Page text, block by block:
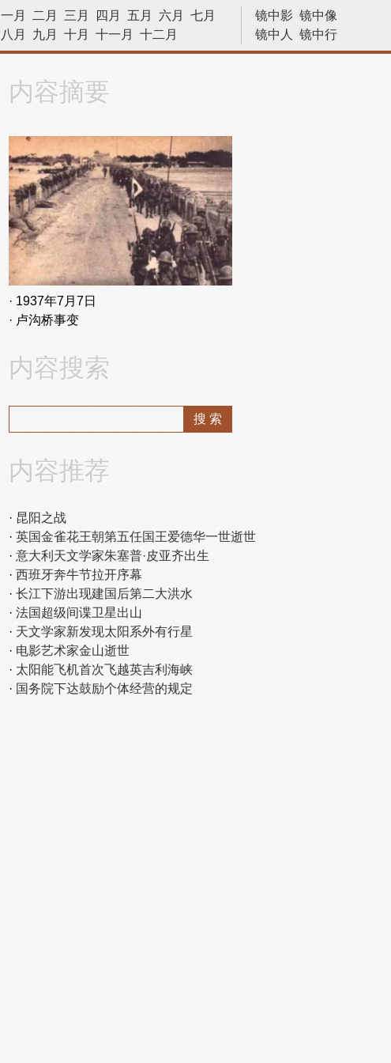
镜中影 镜中像
镜中人
镜中行
历史今天
一月 二月 三月 四月 五月 六月
七月
八月
九月 十月 十一月 十二月
内容摘要
1937年7月7日
卢沟桥事变
内容搜索
内容推荐
昆阳之战
英国金雀花王朝第五任国王爱德华一世逝世
意大利天文学家朱塞普·皮亚齐出生
西班牙奔牛节拉开序幕
长江下游出现建国后第二大洪水
法国超级间谍卫星出山
天文学家新发现太阳系外有行星
电影艺术家金山逝世
太阳能飞机首次飞越英吉利海峡
国务院下达鼓励个体经营的规定